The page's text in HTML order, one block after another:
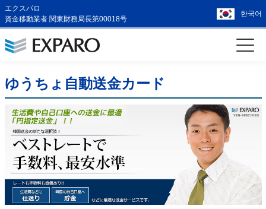
エクスパロ
資金移動業者 関東財務局長第00018号
한국어
ゆうちょ自動送金カード